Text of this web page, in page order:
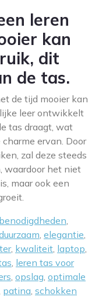
leren
kan
dit
de tas.
de tijd mooier kan
leer ontwikkelt
tas draagt, wat
ervan. Door
zal deze steeds
waardoor het niet
maar ook een
benodigdheden,
, elegantie,
, kwaliteit, laptop,
, leren tas voor
, opslag, optimale
patina, schokken